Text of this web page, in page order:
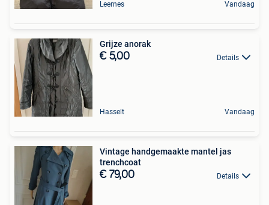
Leernes Vandaag
Grijze anorak
€ 5,00 Details
Hasselt Vandaag
Vintage handgemaakte mantel jas
trenchcoat
€ 79,00 Details